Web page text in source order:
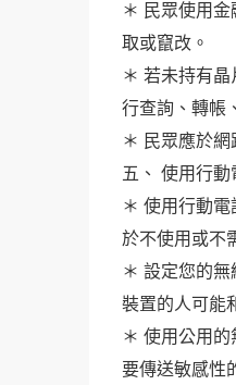
＊ 民眾使用
取或竄改。
＊ 若未持有
行查詢、轉帳
＊ 民眾應於
五、 使用行
＊ 使用行動
於不使用或不
＊ 設定您的
裝置的人可能
＊ 使用公用
要傳送敏感性